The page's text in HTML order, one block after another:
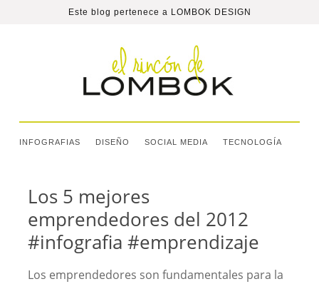
Este blog pertenece a LOMBOK DESIGN
INFOGRAFIAS DISEÑO SOCIAL MEDIA TECNOLOGÍA
Los 5 mejores
emprendedores del 2012
#infografia #emprendizaje
Los emprendedores son fundamentales para la